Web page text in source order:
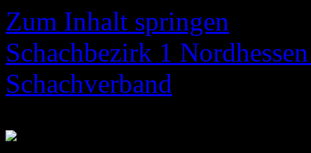
Zum Inhalt springen
Schachbezirk 1
Schachverband